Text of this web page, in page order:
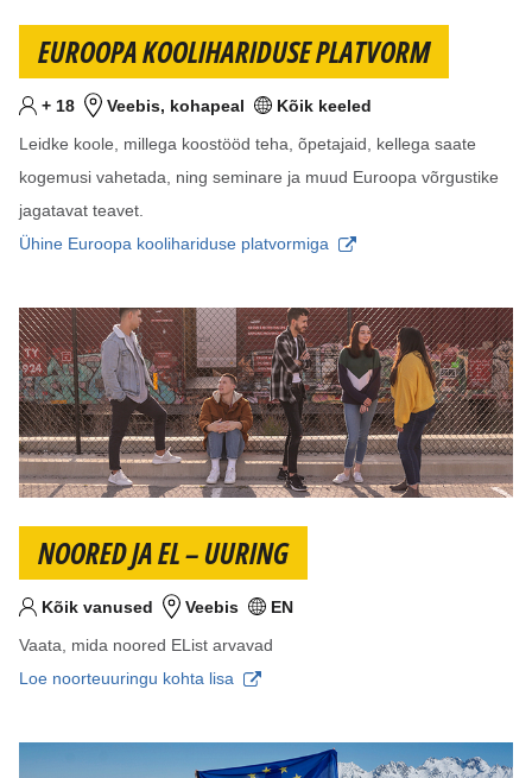
EUROOPA KOOLIHARIDUSE PLATVORM
Sihtvanus
Vähemalt
+ 18aastat
KohtVeebis, kohapeal Keel(ed)
Kõik keeled
Leidke koole, millega koostööd teha, õpetajaid, kellega saate
kogemusi vahetada, ning seminare ja muud Euroopa võrgustike
jagatavat teavet.
Ühine Euroopa koolihariduse platvormiga
NOORED JA EL – UURING
Sihtvanus
Kõik vanused KohtVeebis Keel(ed)
EN
Vaata, mida noored EList arvavad
Loe noorteuuringu kohta lisa